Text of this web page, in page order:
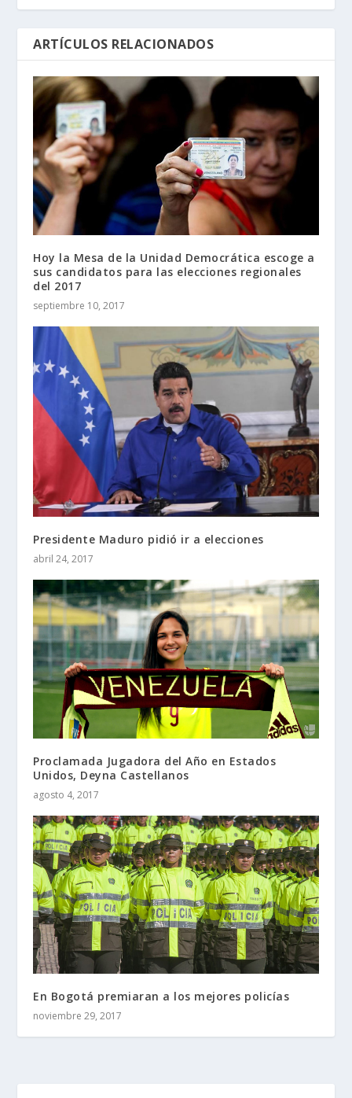
ARTÍCULOS RELACIONADOS
Hoy la Mesa de la Unidad Democrática escoge a
sus candidatos para las elecciones regionales
del 2017
septiembre 10, 2017
Presidente Maduro pidió ir a elecciones
abril 24, 2017
Proclamada Jugadora del Año en Estados
Unidos, Deyna Castellanos
agosto 4, 2017
En Bogotá premiaran a los mejores policías
noviembre 29, 2017